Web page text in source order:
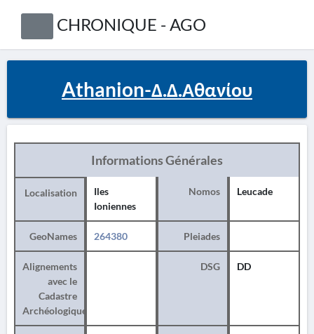
CHRONIQUE - AGO
Athanion-Δ.Δ.Αθανίου
Informations Générales
Localisation
Iles
Ioniennes
Nomos Leucade
GeoNames 264380 Pleiades
Alignements
avec le
Cadastre
Archéologique
DSG DD